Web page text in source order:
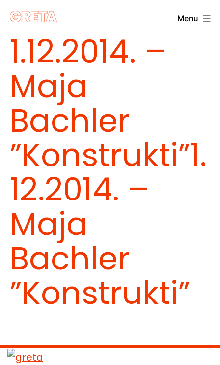
Skip
content
Menu
1.12.2014. –
Maja
Bachler
”Konstrukti”1.
12.2014. –
Maja
Bachler
”Konstrukti”